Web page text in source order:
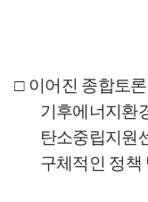
□ 이어진 종합토
기후에너지환
탄소중립지원
구체적인 정책